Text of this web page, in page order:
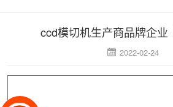
ccd模切机生产商品牌企业
2022-02-24